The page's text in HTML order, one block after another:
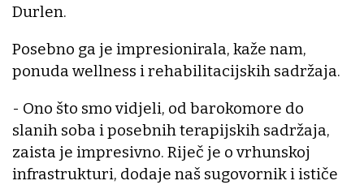
Durlen.
Posebno ga je impresionirala, kaže nam,
ponuda wellness i rehabilitacijskih sadržaja.
- Ono što smo vidjeli, od barokomore do
slanih soba i posebnih terapijskih sadržaja,
zaista je impresivno. Riječ je o vrhunskoj
infrastrukturi, dodaje naš sugovornik i ističe